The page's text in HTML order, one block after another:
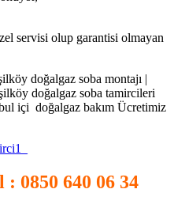
servisi olup garantisi olmayan
doğalgaz soba montajı |
doğalgaz soba tamircileri
içi doğalgaz bakım Ücretimiz
0850 640 06 34